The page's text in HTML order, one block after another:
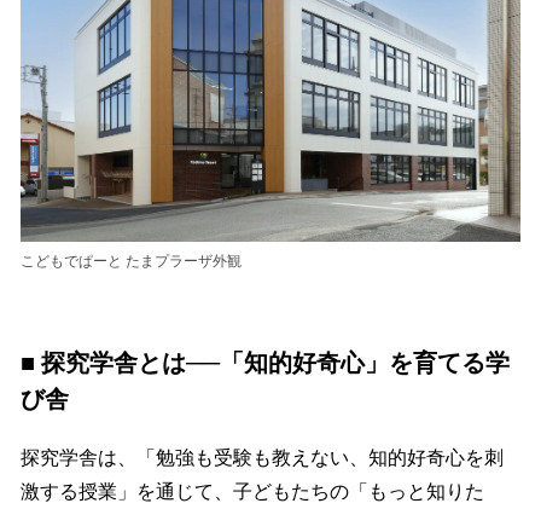
こどもでぱーと たまプラーザ外観
■ 探究学舎とは──「知的好奇心」を育てる学
び舎
探究学舎は、「勉強も受験も教えない、知的好奇心を刺
激する授業」を通じて、子どもたちの「もっと知りた